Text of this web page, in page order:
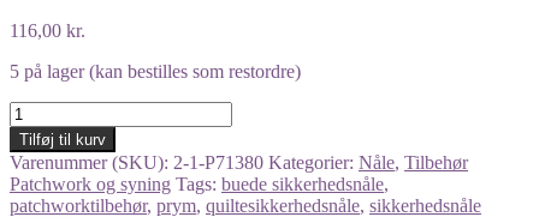
116,00 kr.
5 på lager (kan bestilles som restordre)
Sikkerhedsnåle,
buede
-
Messing
antal
Tilføj til kurv
Varenummer (SKU): 2-1-P71380 Kategorier: Nåle, Tilbehør
Patchwork og syning Tags: buede sikkerhedsnåle,
patchworktilbehør, prym, quiltesikkerhedsnåle, sikkerhedsnåle